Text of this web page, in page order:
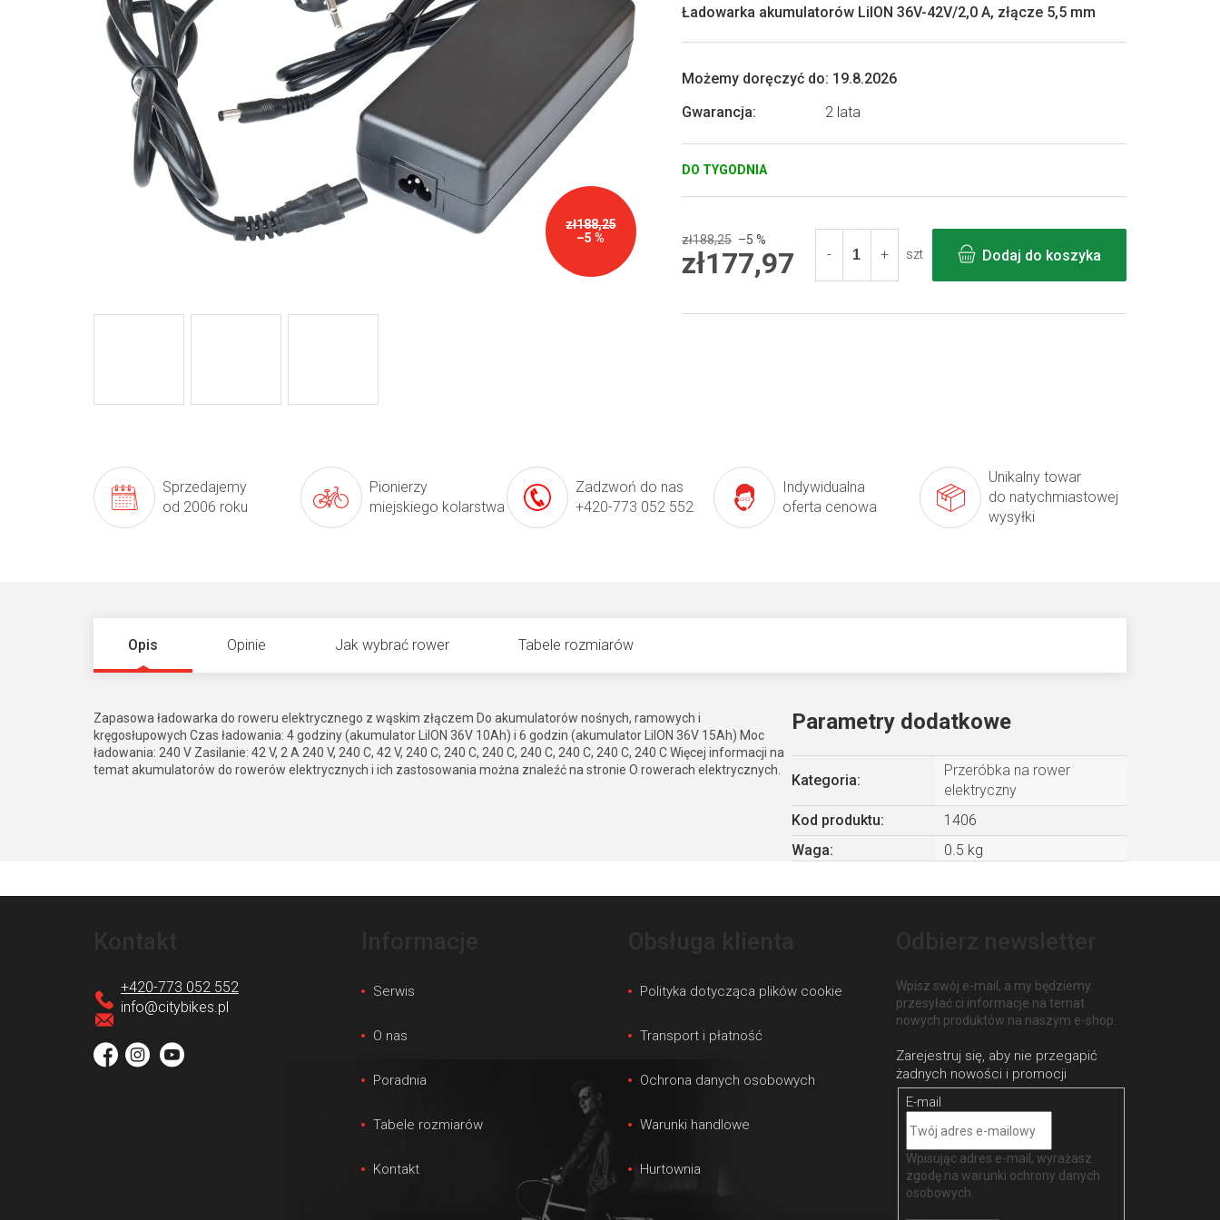
zł188,25
–5 %
DO TYGODNIA
Możemy doręczyć do: 19.8.2026
Gwarancja: 2 lata
Ładowarka akumulatorów LiION 36V-42V/2,0 A, złącze 5,5 mm
0,0
5
zł188,25 –5 %
zł177,97 szt Dodaj do koszyka
Sprzedajemy
od 2006 roku
Pionierzy
miejskiego kolarstwa
Zadzwoń do nas
+420-773 052 552
Indywidualna
oferta cenowa
Unikalny towar
do natychmiastowej
wysyłki
Opis Opinie Jak wybrać rower Tabele rozmiarów
Zapasowa ładowarka do roweru elektrycznego z wąskim złączem Do akumulatorów nośnych, ramowych i
kręgosłupowych Czas ładowania: 4 godziny (akumulator LiION 36V 10Ah) i 6 godzin (akumulator LiION 36V 15Ah) Moc
ładowania: 240 V Zasilanie: 42 V, 2 A 240 V, 240 C, 42 V, 240 C, 240 C, 240 C, 240 C, 240 C, 240 C, 240 C Więcej informacji na
temat akumulatorów do rowerów elektrycznych i ich zastosowania można znaleźć na stronie O rowerach elektrycznych.
Parametry dodatkowe
Kategoria:
Przeróbka na rower
elektryczny
Kod produktu:
1406
Waga: 0.5 kg
info@citybikes.pl
+420-773 052 552 Serwis
O nas
Poradnia
Tabele rozmiarów
Kontakt
Polityka dotycząca plików cookie
Transport i płatność
Ochrona danych osobowych
Warunki handlowe
Hurtownia
Wpisz swój e-mail, a my będziemy
przesyłać ci informacje na temat
nowych produktów na naszym e-shop.
E-mail
Wpisując adres e-mail, wyrażasz
zgodę nawarunki ochrony danych
osobowych